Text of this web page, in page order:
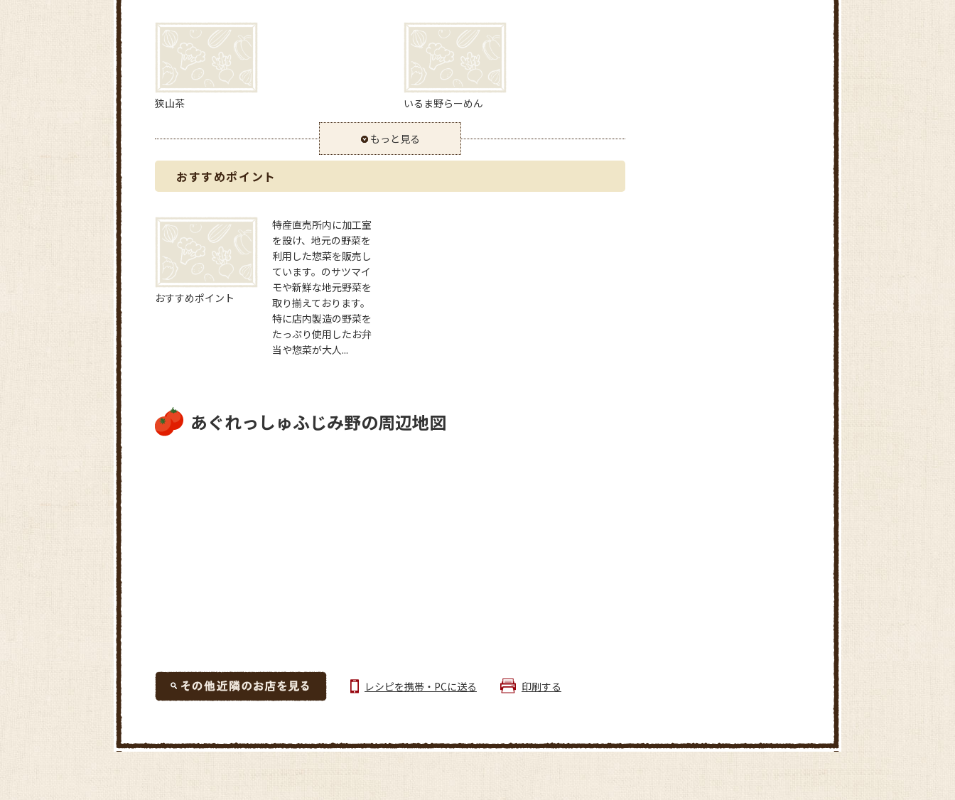
狭山茶 いるま野らーめん
もっと見る
おすすめポイント
おすすめポイント
特産直売所内に加工室
を設け、地元の野菜を
利用した惣菜を販売し
ています。のサツマイ
モや新鮮な地元野菜を
取り揃えております。
特に店内製造の野菜を
たっぷり使用したお弁
当や惣菜が大人...
あぐれっしゅふじみ野の周辺地図
レシピを携帯・PCに送る 印刷する